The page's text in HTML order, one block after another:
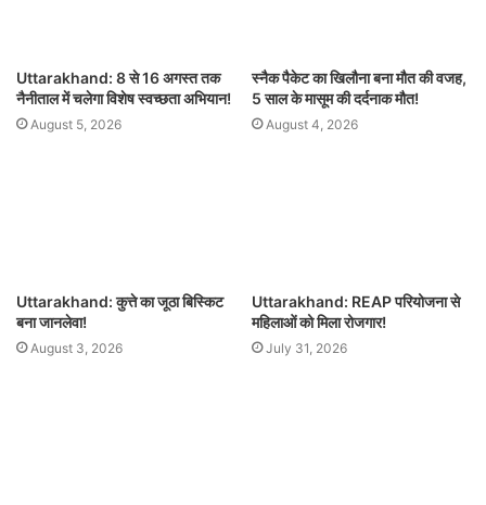
Uttarakhand: 8 से 16 अगस्त तक
नैनीताल में चलेगा विशेष स्वच्छता अभियान!
August 5, 2026
स्नैक पैकेट का खिलौना बना मौत की वजह,
5 साल के मासूम की दर्दनाक मौत!
August 4, 2026
Uttarakhand: कुत्ते का जूठा बिस्किट
बना जानलेवा!
August 3, 2026
Uttarakhand: REAP परियोजना से
महिलाओं को मिला रोजगार!
July 31, 2026